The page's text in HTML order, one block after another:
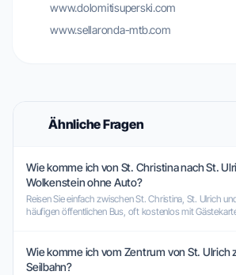
www.dolomitisuperski.com
www.sellaronda-mtb.com
Ähnliche Fragen
Wie komme ich von St. Christina nach St.
Wolkenstein ohne Auto?
Reisen Sie einfach zwischen St. Christina, St. Ulrich
häufigen öffentlichen Bus, oft kostenlos mit
Wie komme ich vom Zentrum von St. Ulrich
Seilbahn?